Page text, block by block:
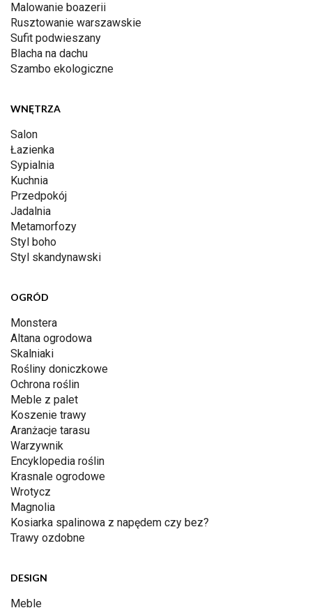
Malowanie boazerii
Rusztowanie warszawskie
Sufit podwieszany
Blacha na dachu
Szambo ekologiczne
WNĘTRZA
Salon
Łazienka
Sypialnia
Kuchnia
Przedpokój
Jadalnia
Metamorfozy
Styl boho
Styl skandynawski
OGRÓD
Monstera
Altana ogrodowa
Skalniaki
Rośliny doniczkowe
Ochrona roślin
Meble z palet
Koszenie trawy
Aranżacje tarasu
Warzywnik
Encyklopedia roślin
Krasnale ogrodowe
Wrotycz
Magnolia
Kosiarka spalinowa z napędem czy bez?
Trawy ozdobne
DESIGN
Meble